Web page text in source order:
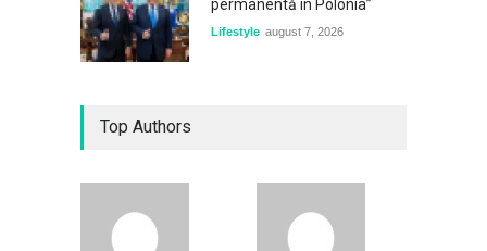
permanentă în Polonia”
Lifestyle august 7, 2026
Top Authors